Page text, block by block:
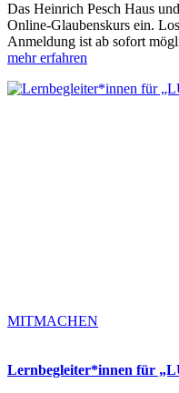
Das Heinrich Pesch Haus
Online-Glaubenskurs ein.
Anmeldung ist ab sofort
mehr erfahren
MITMACHEN
Lernbegleiter*innen für